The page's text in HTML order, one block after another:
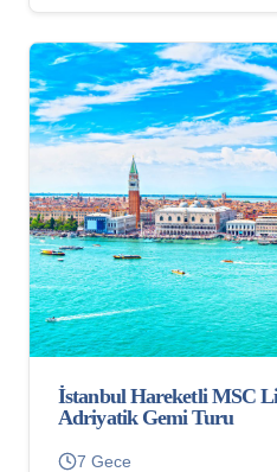
İstanbul Hareketli MSC
Adriyatik Gemi Turu
7 Gece